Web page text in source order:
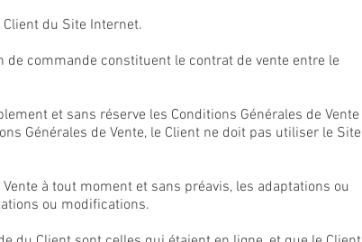
du Site Internet.
de commande constituent le contrat de vente entre le
et sans réserve les Conditions Générales de Vente
Générales de Vente, le Client ne doit pas utiliser le Site
à tout moment et sans préavis, les adaptations ou
ou modifications.